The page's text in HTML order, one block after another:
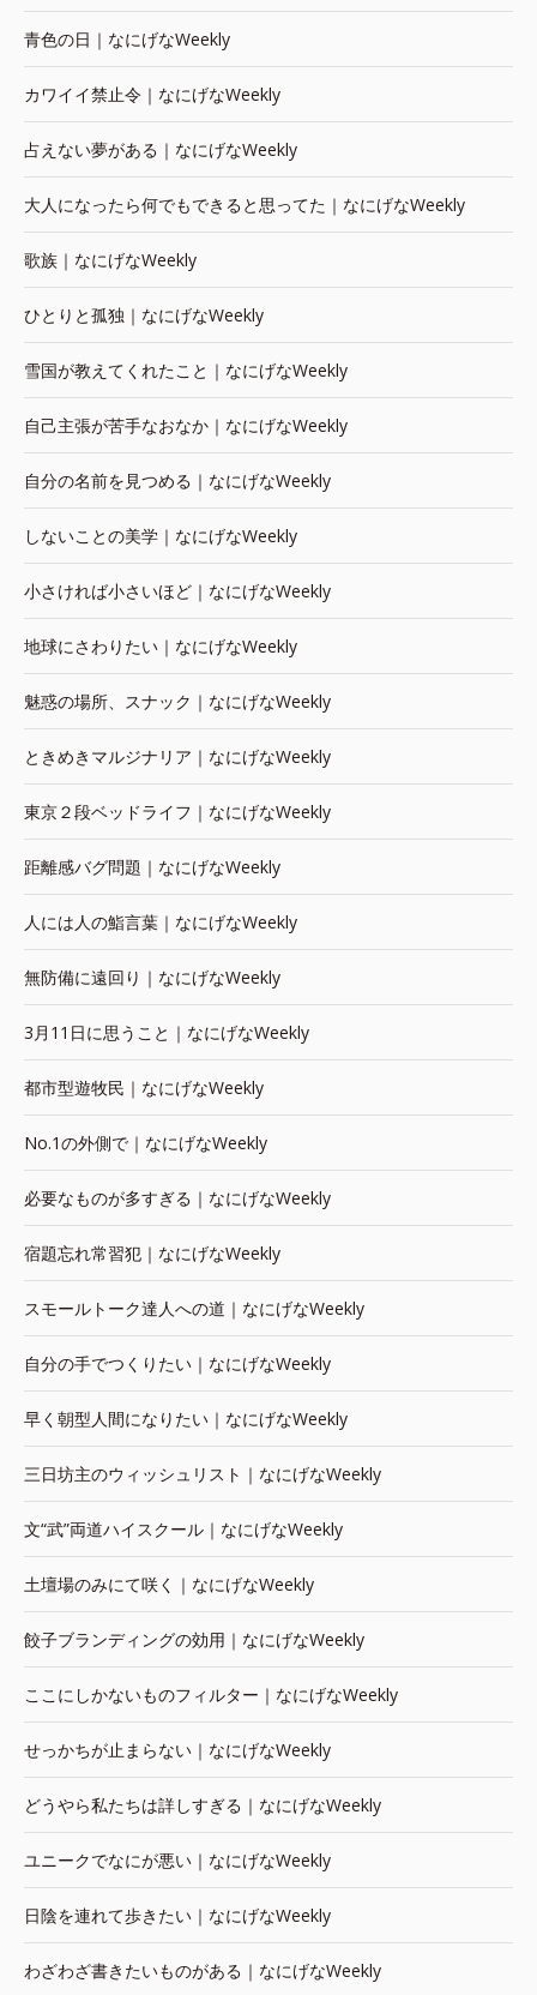
青色の日｜なにげなWeekly
カワイイ禁止令｜なにげなWeekly
占えない夢がある｜なにげなWeekly
大人になったら何でもできると思ってた｜なにげなWeekly
歌族｜なにげなWeekly
ひとりと孤独｜なにげなWeekly
雪国が教えてくれたこと｜なにげなWeekly
自己主張が苦手なおなか｜なにげなWeekly
自分の名前を見つめる｜なにげなWeekly
しないことの美学｜なにげなWeekly
小さければ小さいほど｜なにげなWeekly
地球にさわりたい｜なにげなWeekly
魅惑の場所、スナック｜なにげなWeekly
ときめきマルジナリア｜なにげなWeekly
東京２段ベッドライフ｜なにげなWeekly
距離感バグ問題｜なにげなWeekly
人には人の鮨言葉｜なにげなWeekly
無防備に遠回り｜なにげなWeekly
3月11日に思うこと｜なにげなWeekly
都市型遊牧民｜なにげなWeekly
No.1の外側で｜なにげなWeekly
必要なものが多すぎる｜なにげなWeekly
宿題忘れ常習犯｜なにげなWeekly
スモールトーク達人への道｜なにげなWeekly
自分の手でつくりたい｜なにげなWeekly
早く朝型人間になりたい｜なにげなWeekly
三日坊主のウィッシュリスト｜なにげなWeekly
文“武”両道ハイスクール｜なにげなWeekly
土壇場のみにて咲く｜なにげなWeekly
餃子ブランディングの効用｜なにげなWeekly
ここにしかないものフィルター｜なにげなWeekly
せっかちが止まらない｜なにげなWeekly
どうやら私たちは詳しすぎる｜なにげなWeekly
ユニークでなにが悪い｜なにげなWeekly
日陰を連れて歩きたい｜なにげなWeekly
わざわざ書きたいものがある｜なにげなWeekly